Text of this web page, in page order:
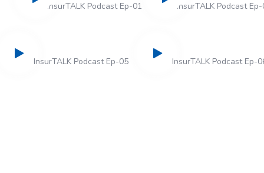
InsurTALK Podcast Ep-01 InsurTALK Podcast
InsurTALK Podcast Ep-05 InsurTALK Podcast Ep-